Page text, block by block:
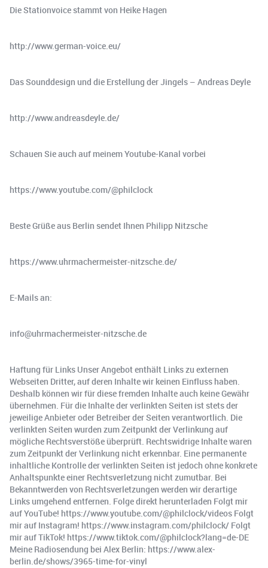
Die Stationvoice stammt von Heike Hagen
http://www.german-voice.eu/
Das Sounddesign und die Erstellung der Jingels – Andreas Deyle
http://www.andreasdeyle.de/
Schauen Sie auch auf meinem Youtube-Kanal vorbei
https://www.youtube.com/@philclock
Beste Grüße aus Berlin sendet Ihnen Philipp Nitzsche
https://www.uhrmachermeister-nitzsche.de/
E-Mails an:
info@uhrmachermeister-nitzsche.de
Haftung für Links Unser Angebot enthält Links zu externen
Webseiten Dritter, auf deren Inhalte wir keinen Einfluss haben.
Deshalb können wir für diese fremden Inhalte auch keine Gewähr
übernehmen. Für die Inhalte der verlinkten Seiten ist stets der
jeweilige Anbieter oder Betreiber der Seiten verantwortlich. Die
verlinkten Seiten wurden zum Zeitpunkt der Verlinkung auf
mögliche Rechtsverstöße überprüft. Rechtswidrige Inhalte waren
zum Zeitpunkt der Verlinkung nicht erkennbar. Eine permanente
inhaltliche Kontrolle der verlinkten Seiten ist jedoch ohne konkrete
Anhaltspunkte einer Rechtsverletzung nicht zumutbar. Bei
Bekanntwerden von Rechtsverletzungen werden wir derartige
Links umgehend entfernen. Folge direkt herunterladen Folgt mir
auf YouTube! https://www.youtube.com/@philclock/videos Folgt
mir auf Instagram! https://www.instagram.com/philclock/ Folgt
mir auf TikTok! https://www.tiktok.com/@philclock?lang=de-DE
Meine Radiosendung bei Alex Berlin: https://www.alex-
berlin.de/shows/3965-time-for-vinyl